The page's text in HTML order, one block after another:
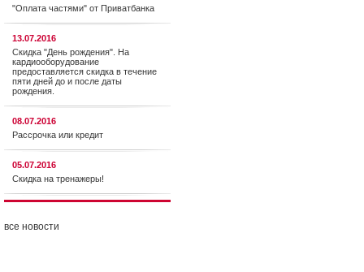
"Оплата частями" от Приватбанка
13.07.2016
Скидка "День рождения". На
кардиооборудование
предоставляется cкидка в течение
пяти дней до и после даты
рождения.
08.07.2016
Рассрочка или кредит
05.07.2016
Скидка на тренажеры!
все новости